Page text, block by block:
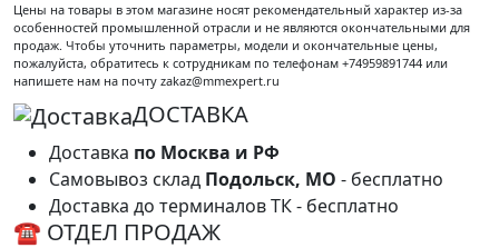
Цены на товары в этом магазине носят рекомендательный характер из-за
особенностей промышленной отрасли и не являются окончательными для
продаж. Чтобы уточнить параметры, модели и окончательные цены,
пожалуйста, обратитесь к сотрудникам по телефонам +74959891744 или
напишете нам на почту zakaz@mmexpert.ru
ДОСТАВКА
Доставка по Москва и РФ
Самовывоз склад Подольск, МО - бесплатно
Доставка до терминалов ТК - бесплатно
☎ ОТДЕЛ ПРОДАЖ